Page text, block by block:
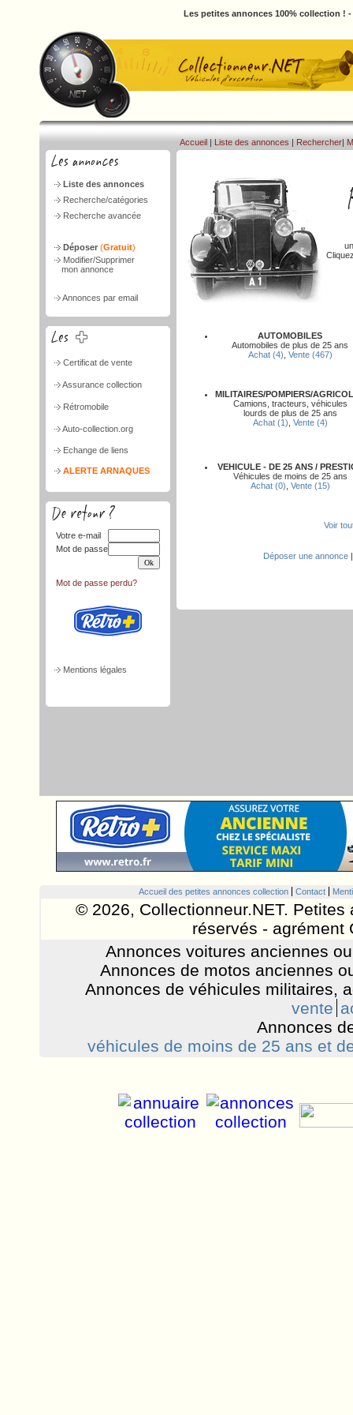
Les petites annonces 100% collection !
Liste des annonces
Recherche/catégories
Recherche avancée
Déposer (Gratuit)
Modifier/Supprimer
mon annonce
Annonces par email
Certificat de vente
Assurance collection
Rétromobile
Auto-collection.org
Echange de liens
ALERTE ARNAQUES
Votre e-mail
Mot de passe
Mot de passe perdu?
Mentions légales
Accueil | Liste des annonces | Rechercher|
AUTOMOBILES
Automobiles de plus de 25 ans
Achat (4) Vente (467)
MILITAIRES/POMPIERS/
Camions, tracteurs, véhicules
lourds de plus de 25 ans
Achat (1) Vente (4)
VEHICULE - DE 25 ANS /
Véhicules de moins de 25 ans
Achat (0) Vente (15)
Voir
Déposer une annonce
Accueil des petites annonces collection Contact
© 2026, Collectionneur.NET.
réservés - agrément
Annonces voitures anciennes
Annonces de motos anciennes
Annonces de véhicules militaires,
vente
Annonces
véhicules de moins de 25 ans et